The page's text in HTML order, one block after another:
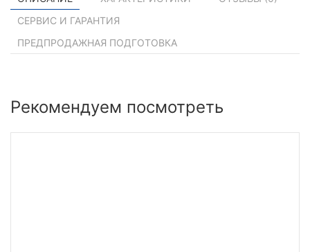
СЕРВИС И ГАРАНТИЯ
ПРЕДПРОДАЖНАЯ ПОДГОТОВКА
Рекомендуем посмотреть